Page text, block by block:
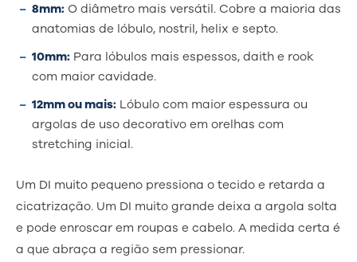
8mm: O diâmetro mais versátil. Cobre a maioria das
anatomias de lóbulo, nostril, helix e septo.
10mm: Para lóbulos mais espessos, daith e rook
com maior cavidade.
12mm ou mais: Lóbulo com maior espessura ou
argolas de uso decorativo em orelhas com
stretching inicial.
Um DI muito pequeno pressiona o tecido e retarda a
cicatrização. Um DI muito grande deixa a argola solta
e pode enroscar em roupas e cabelo. A medida certa é
a que abraça a região sem pressionar.